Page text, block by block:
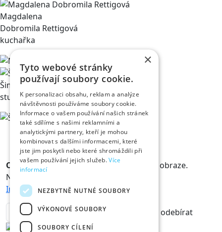
Magdalena
Dobromila Rettigová
kuchařka
Šimon Chvátil
student medicíny
Odběr novinekKrálové a Královny jsou v obraze.
Novinky vám rádi doručíme na mail.
Informace o zpracování osobních údajů
odebírat
×
Tyto webové stránky
používají soubory cookie.
K personalizaci obsahu, reklam a analýze
návštěvnosti používáme soubory cookie.
Informace o vašem používání našich stránek
také sdílíme s našimi reklamními a
analytickými partnery, kteří je mohou
kombinovat s dalšími informacemi, které
jste jim poskytli nebo které shromáždili při
vašem používání jejich služeb.Více
informací
NEZBYTNĚ NUTNÉ SOUBORY
VÝKONOVÉ SOUBORY
SOUBORY CÍLENÍ